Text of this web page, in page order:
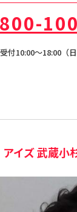
受付10:00〜18:00（日
イズ 武蔵小